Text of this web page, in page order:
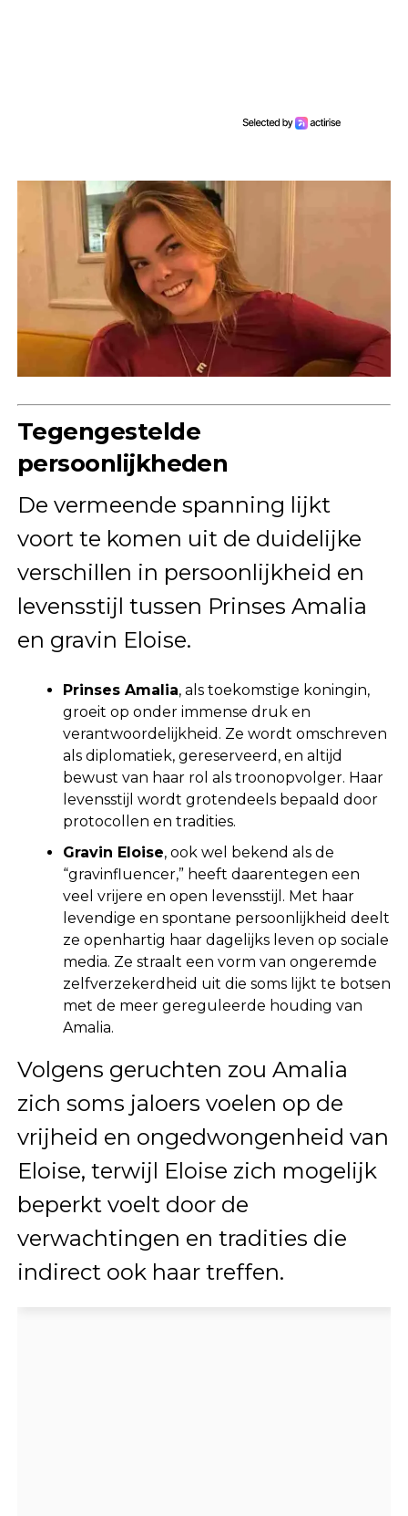
Tegengestelde
persoonlijkheden
De vermeende spanning lijkt
voort te komen uit de duidelijke
verschillen in persoonlijkheid en
levensstijl tussen Prinses Amalia
en gravin Eloise.
Prinses Amalia, als toekomstige koningin,
groeit op onder immense druk en
verantwoordelijkheid. Ze wordt omschreven
als diplomatiek, gereserveerd, en altijd
bewust van haar rol als troonopvolger. Haar
levensstijl wordt grotendeels bepaald door
protocollen en tradities.
Gravin Eloise, ook wel bekend als de
“gravinfluencer,” heeft daarentegen een
veel vrijere en open levensstijl. Met haar
levendige en spontane persoonlijkheid deelt
ze openhartig haar dagelijks leven op sociale
media. Ze straalt een vorm van ongeremde
zelfverzekerdheid uit die soms lijkt te botsen
met de meer gereguleerde houding van
Amalia.
Volgens geruchten zou Amalia
zich soms jaloers voelen op de
vrijheid en ongedwongenheid van
Eloise, terwijl Eloise zich mogelijk
beperkt voelt door de
verwachtingen en tradities die
indirect ook haar treffen.